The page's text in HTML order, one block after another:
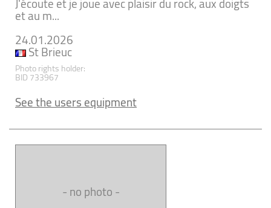
et au m...
24.01.2026
St Brieuc
Photo rights holder:
BID 733967
See the users equipment
- no photo -